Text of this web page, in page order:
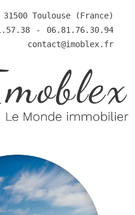
31500 Toulouse (France)
⠀-⠀ 06.81.76.30.94
contact@imoblex.fr